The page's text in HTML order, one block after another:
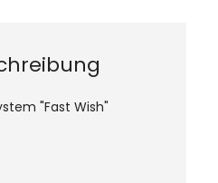
"Fast Wish"